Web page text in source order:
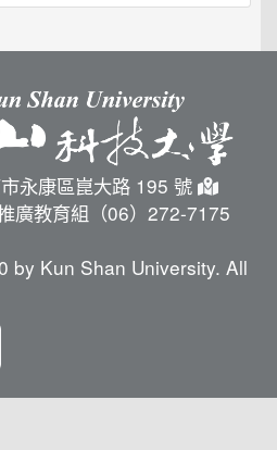
永康區崑大路 195 號
廣教育組（06）272-7175
by Kun Shan University. All